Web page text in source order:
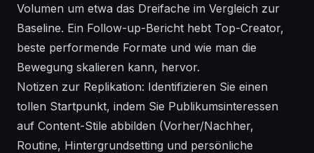
Volumen um etwa das Dreifache im Vergleich zur
Baseline. Ein Follow-up-Bericht hebt Top-Creator,
beste performende Formate und wie man die
Bewegung skalieren kann, hervor.
Notizen zur Replikation: Identifizieren Sie einen
tollen Startpunkt, indem Sie Publikumsinteressen
auf Content-Stile abbilden (Vorher/Nachher,
Routine, Hintergrundsetting und persönliche